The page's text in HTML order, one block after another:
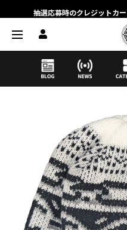
抽選応募時のクレジットカ
【応募前に必ずお読みく
MORTAR ONLINE